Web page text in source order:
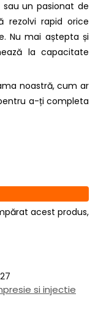
un pasionat de
rezolvi rapid orice
Nu mai aștepta și
la capacitate
noastră, cum ar
a-ți completa
acest produs,
si injectie